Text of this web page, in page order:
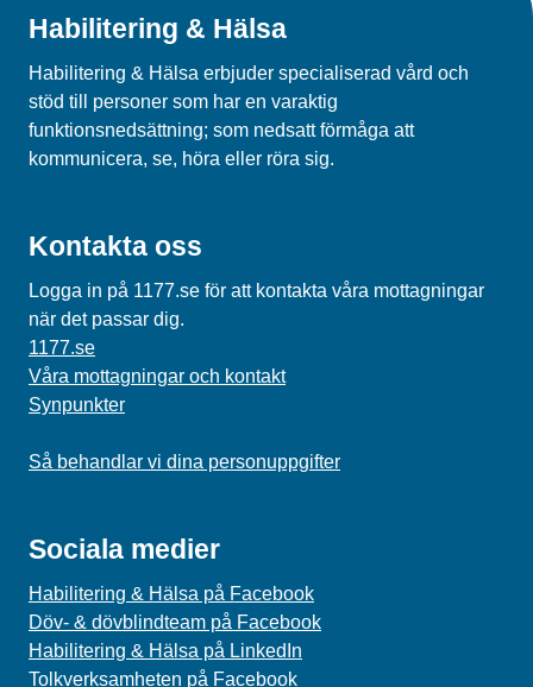
Habilitering & Hälsa
Habilitering & Hälsa erbjuder specialiserad vård och
stöd till personer som har en varaktig
funktionsnedsättning; som nedsatt förmåga att
kommunicera, se, höra eller röra sig.
Kontakta oss
Logga in på 1177.se för att kontakta våra mottagningar
när det passar dig.
1177.se
Våra mottagningar och kontakt
Synpunkter
Så behandlar vi dina personuppgifter
Sociala medier
Habilitering & Hälsa på Facebook
Döv- & dövblindteam på Facebook
Habilitering & Hälsa på LinkedIn
Tolkverksamheten på Facebook